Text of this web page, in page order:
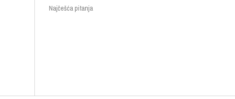
Najčešća pitanja